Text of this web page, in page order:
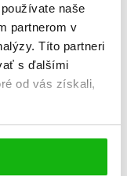
naše
partnerom v
Títo partneri
s ďalšími
od vás získali,
mm